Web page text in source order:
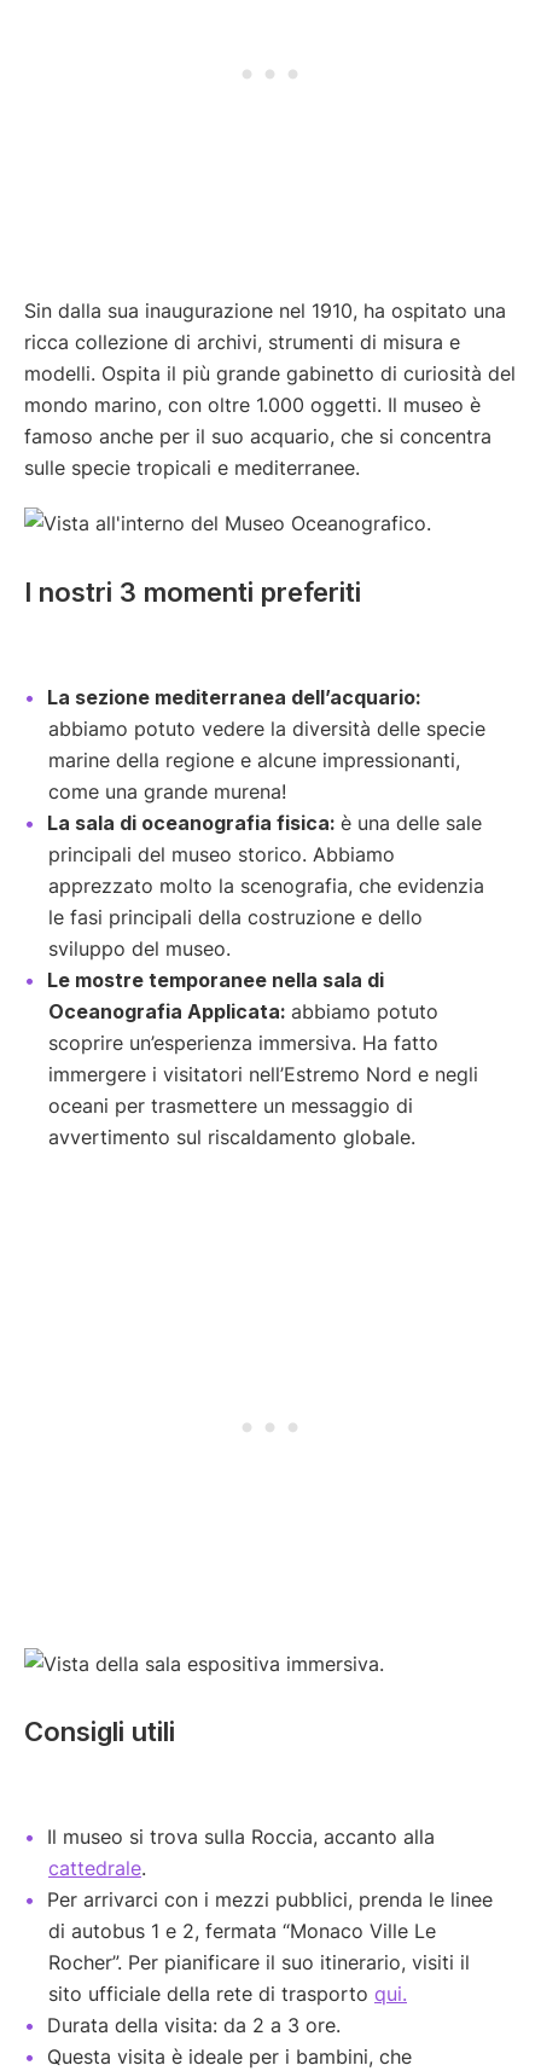
Sin dalla sua inaugurazione nel 1910, ha ospitato una
ricca collezione di archivi, strumenti di misura e
modelli. Ospita il più grande gabinetto di curiosità del
mondo marino, con oltre 1.000 oggetti. Il museo è
famoso anche per il suo acquario, che si concentra
sulle specie tropicali e mediterranee.
I nostri 3 momenti preferiti
La sezione mediterranea dell’acquario:
abbiamo potuto vedere la diversità delle specie
marine della regione e alcune impressionanti,
come una grande murena!
La sala di oceanografia fisica: è una delle sale
principali del museo storico. Abbiamo
apprezzato molto la scenografia, che evidenzia
le fasi principali della costruzione e dello
sviluppo del museo.
Le mostre temporanee nella sala di
Oceanografia Applicata: abbiamo potuto
scoprire un’esperienza immersiva. Ha fatto
immergere i visitatori nell’Estremo Nord e negli
oceani per trasmettere un messaggio di
avvertimento sul riscaldamento globale.
Consigli utili
Il museo si trova sulla Roccia, accanto alla
cattedrale.
Per arrivarci con i mezzi pubblici, prenda le linee
di autobus 1 e 2, fermata “Monaco Ville Le
Rocher”. Per pianificare il suo itinerario, visiti il
sito ufficiale della rete di trasporto qui.
Durata della visita: da 2 a 3 ore.
Questa visita è ideale per i bambini, che